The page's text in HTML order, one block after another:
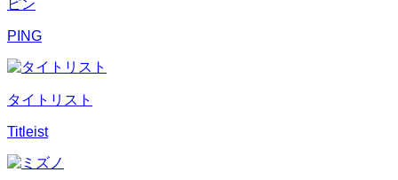
ピン
PING
タイトリスト
Titleist